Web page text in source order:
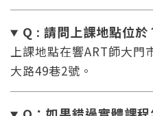
Q : 請問上課地點位於
上課地點在響ART師大門
大路49巷2號。